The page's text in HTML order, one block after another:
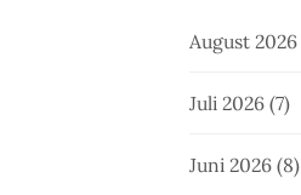
August 2026
Juli 2026 (7)
Juni 2026 (8)